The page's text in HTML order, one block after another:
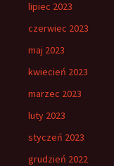
lipiec 2023
czerwiec 2023
maj 2023
kwiecień 2023
marzec 2023
luty 2023
styczeń 2023
grudzień 2022